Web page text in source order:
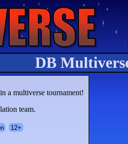
DB
a multiverse tournament!
team.
12+